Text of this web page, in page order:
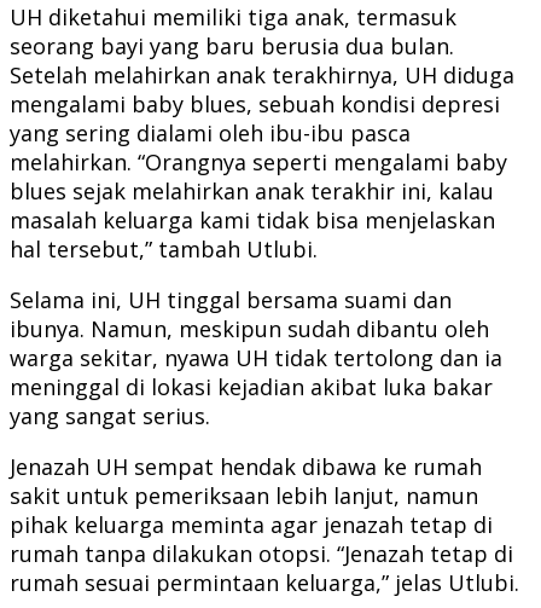
UH diketahui memiliki tiga anak, termasuk
seorang bayi yang baru berusia dua bulan.
Setelah melahirkan anak terakhirnya, UH diduga
mengalami baby blues, sebuah kondisi depresi
yang sering dialami oleh ibu-ibu pasca
melahirkan. “Orangnya seperti mengalami baby
blues sejak melahirkan anak terakhir ini, kalau
masalah keluarga kami tidak bisa menjelaskan
hal tersebut,” tambah Utlubi.
Selama ini, UH tinggal bersama suami dan
ibunya. Namun, meskipun sudah dibantu oleh
warga sekitar, nyawa UH tidak tertolong dan ia
meninggal di lokasi kejadian akibat luka bakar
yang sangat serius.
Jenazah UH sempat hendak dibawa ke rumah
sakit untuk pemeriksaan lebih lanjut, namun
pihak keluarga meminta agar jenazah tetap di
rumah tanpa dilakukan otopsi. “Jenazah tetap di
rumah sesuai permintaan keluarga,” jelas Utlubi.